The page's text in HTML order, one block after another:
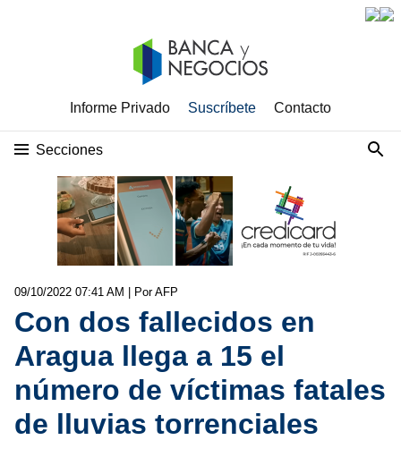
Informe Privado Suscríbete Contacto
Secciones
09/10/2022 07:41 AM | Por AFP
Con dos fallecidos en
Aragua llega a 15 el
número de víctimas fatales
de lluvias torrenciales